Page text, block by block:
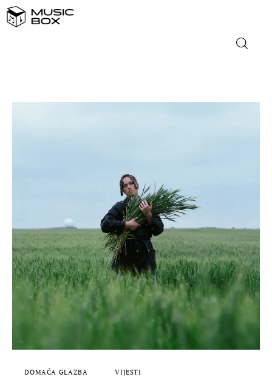
MUSIC BOX
DOMAĆA GLAZBA VIJESTI